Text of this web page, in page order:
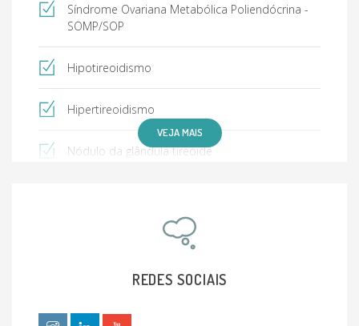
Síndrome Ovariana Metabólica Poliendócrina -
SOMP/SOP
Hipotireoidismo
Hipertireoidismo
Nódulo da glândula tireóide
Compulsão alimentar
Transtornos Da Alimentação
Lipedema
VEJA MAIS
REDES SOCIAIS